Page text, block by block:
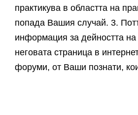
практикува в областта на
попада Вашия случай. 3.
информация за дейността на
неговата страница в
форуми, от Ваши познати,